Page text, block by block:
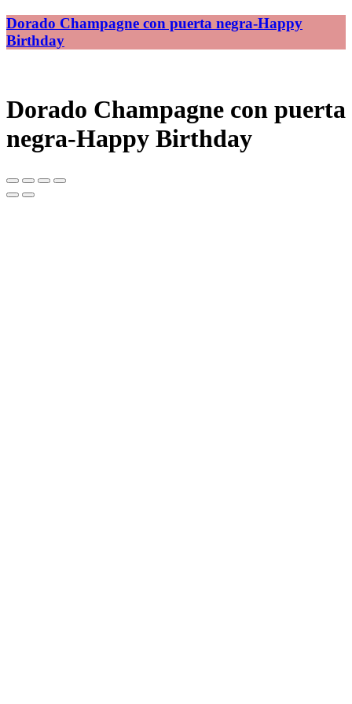
Dorado Champagne con puerta negra-Happy
Birthday
Dorado Champagne con puerta
negra-Happy Birthday